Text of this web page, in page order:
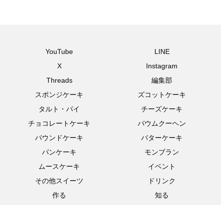
YouTube
LINE
X
Instagram
Threads
編集部
スポンジケーキ
ズコットケーキ
タルト・パイ
チーズケーキ
チョコレートケーキ
バウムクーヘン
パウンドケーキ
バターケーキ
パンケーキ
モンブラン
ムースケーキ
イベント
その他スイーツ
ドリンク
作る
知る